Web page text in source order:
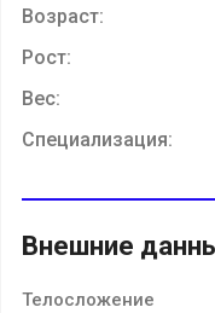
Возраст:
Рост:
Вес:
Специализация:
Внешние
Телосложение